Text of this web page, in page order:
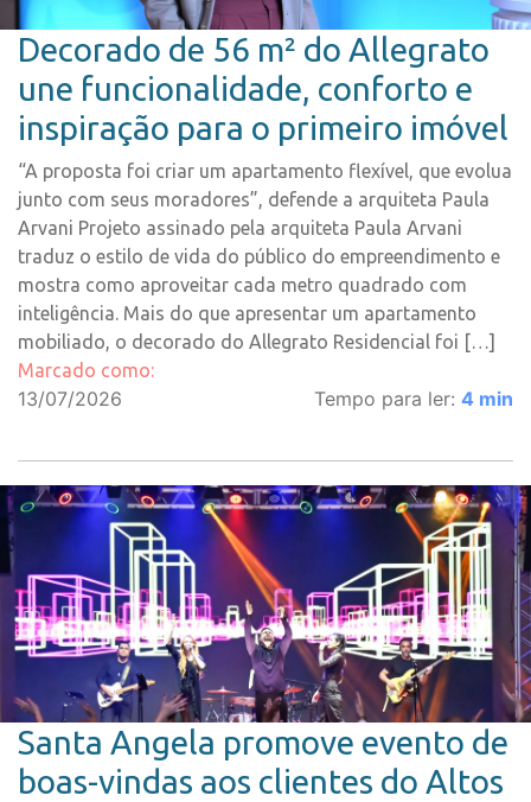
Decorado de 56 m² do Allegrato
une funcionalidade, conforto e
inspiração para o primeiro imóvel
“A proposta foi criar um apartamento flexível, que evolua
junto com seus moradores”, defende a arquiteta Paula
Arvani Projeto assinado pela arquiteta Paula Arvani
traduz o estilo de vida do público do empreendimento e
mostra como aproveitar cada metro quadrado com
inteligência. Mais do que apresentar um apartamento
mobiliado, o decorado do Allegrato Residencial foi […]
Marcado como:
13/07/2026 Tempo para ler: 4 min
Santa Angela promove evento de
boas-vindas aos clientes do Altos